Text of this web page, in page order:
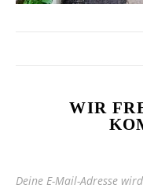
WIR
Deine E-Mail-Adresse